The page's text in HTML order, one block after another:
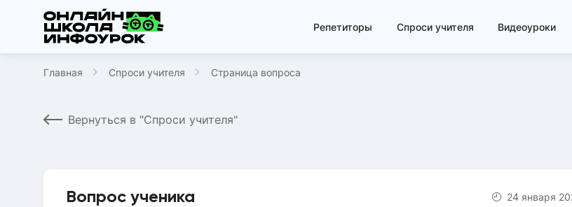
Репетиторы Спроси учителя Видеоуроки
Главная Спроси учителя Страница вопроса
Вернуться в "Спроси учителя"
Вопрос ученика 24 января